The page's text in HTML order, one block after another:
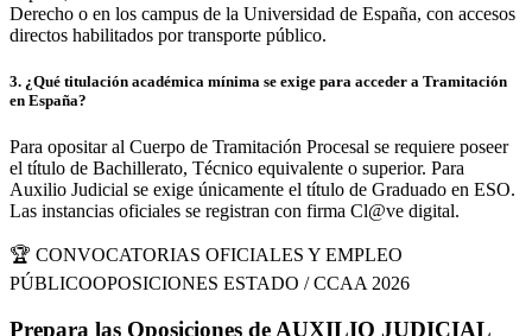
Derecho o en los campus de la Universidad de España, con accesos
directos habilitados por transporte público.
3. ¿Qué titulación académica mínima se exige para acceder a Tramitación
en España?
Para opositar al Cuerpo de Tramitación Procesal se requiere poseer
el título de Bachillerato, Técnico equivalente o superior. Para
Auxilio Judicial se exige únicamente el título de Graduado en ESO.
Las instancias oficiales se registran con firma Cl@ve digital.
🏆 CONVOCATORIAS OFICIALES Y EMPLEO
PÚBLICOOPOSICIONES ESTADO / CCAA 2026
Prepara las Oposiciones de AUXILIO JUDICIAL